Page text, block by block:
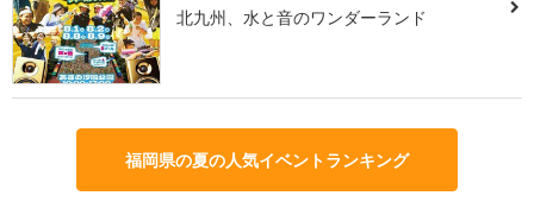
北九州、水と音のワンダーランド
福岡県の夏の人気イベントランキング